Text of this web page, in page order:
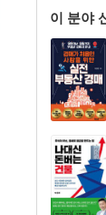
이 분야